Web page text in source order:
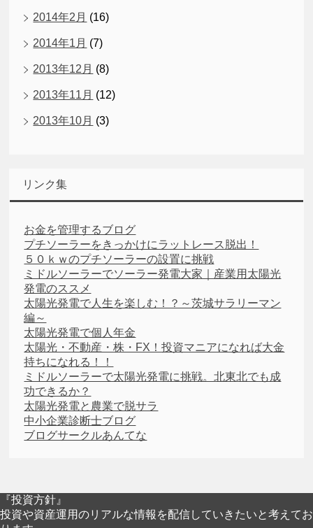
2014年2月 (16)
2014年1月 (7)
2013年12月 (8)
2013年11月 (12)
2013年10月 (3)
リンク集
お金を管理するブログ
プチソーラーをきっかけにラットレース脱出！
５０ｋｗのプチソーラーの設置に挑戦
ミドルソーラーでソーラー発電大家｜産業用太陽光
発電のススメ
太陽光発電で人生を楽しむ！？～茨城サラリーマン
編～
太陽光発電で個人年金
太陽光・不動産・株・FX！投資マニアになれば大金
持ちになれる！！
ミドルソーラーで太陽光発電に挑戦。北東北でも成
功できるか？
太陽光発電と農業で脱サラ
中小企業診断士ブログ
ブログサークルあんてな
『投資方針』
投資や資産運用のリアルな情報を配信していきたいと考えてお